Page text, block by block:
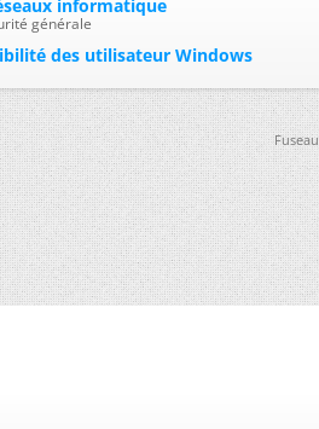
informatique
générale
des utilisateur Windows